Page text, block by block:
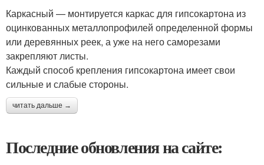
Каркасный — монтируется каркас для гипсокартона из
оцинкованных металлопрофилей определенной формы
или деревянных реек, а уже на него саморезами
закрепляют листы.
Каждый способ крепления гипсокартона имеет свои
сильные и слабые стороны.
читать дальше →
Последние обновления на сайте: